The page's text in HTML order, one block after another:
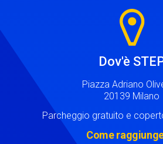
Dov'è
Piazza Adriano
20139 Milano
Parcheggio gratuito e
Come